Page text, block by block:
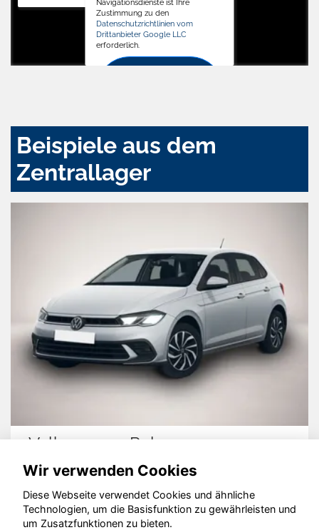
Navigationsdienste ist Ihre
Zustimmung zu den
Datenschutzrichtlinien vom
Drittanbieter Google LLC
erforderlich.
Beispiele aus dem
Zentrallager
Volkswagen Polo
© konjunkturmotor.de GmbH 2020 - 2026
Wir verwenden Cookies
Diese Webseite verwendet Cookies und ähnliche
Technologien, um die Basisfunktion zu gewährleisten und
um Zusatzfunktionen zu bieten.